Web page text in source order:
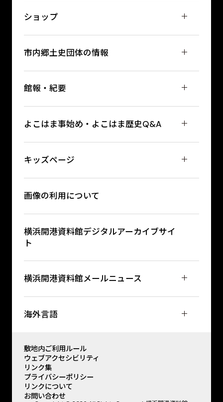
ショップ
市内郷土史団体の情報
館報・紀要
よこはま事始め・よこはま歴史Q&A
キッズページ
画像の利用について
横浜開港資料館デジタルアーカイブサイ
ト
横浜開港資料館メールニュース
海外言語
敷地内ご利用ルール
ウェブアクセシビリティ
リンク集
プライバシーポリシー
リンクについて
お問い合わせ